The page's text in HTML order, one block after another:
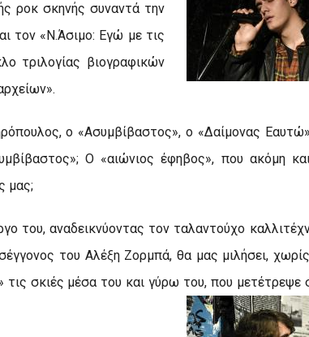
ροκ σκηνής συναντά την
τον «Ν.Άσιμο: Εγώ με τις
τριλογίας βιογραφικών
ο «Ασυμβίβαστος», ο «Δαίμονας
Ο «αιώνιος έφηβος», που ακόμη
μας;
του, αναδεικνύοντας τον ταλαντούχο
του Αλέξη Ζορμπά, θα μας μιλήσει,
σκιές μέσα του και γύρω του, που μετέτρεψε